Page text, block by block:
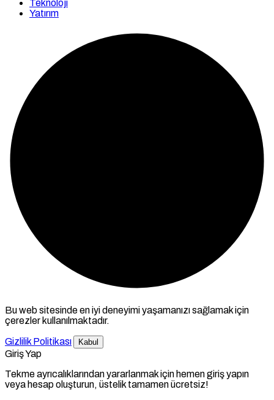
Teknoloji
Yatırım
Bu web sitesinde en iyi deneyimi yaşamanızı sağlamak için
çerezler kullanılmaktadır.
Gizlilik Politikası
Kabul
Giriş Yap
Tekme ayrıcalıklarından yararlanmak için hemen giriş yapın
veya hesap oluşturun, üstelik tamamen ücretsiz!